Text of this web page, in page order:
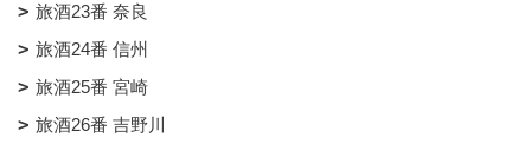
旅酒23番 奈良
旅酒24番 信州
旅酒25番 宮崎
旅酒26番 吉野川